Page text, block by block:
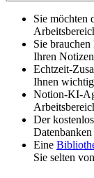
Sie möchten
Sie
Ihren
Echtzeit-
Ihnen
Notion-KI-
Der
Eine
Sie selten